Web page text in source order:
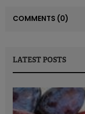
COMMENTS (0)
LATEST POSTS